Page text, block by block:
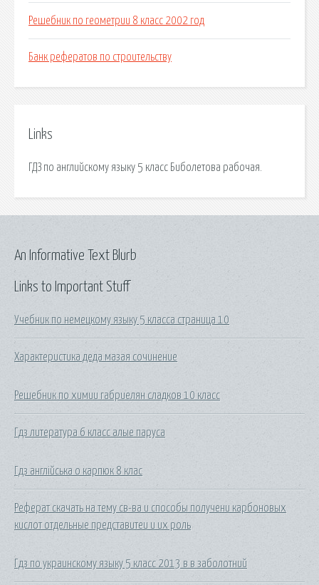
Решебник по геометрии 8 класс 2002 год
Банк рефератов по строительству
Links
ГДЗ по английскому языку 5 класс Биболетова рабочая.
Links to Important Stuff
Учебник по немецкому языку 5 класса страница 10
Характеристика деда мазая сочинение
Решебник по химии габриелян сладков 10 класс
Гдз литература 6 класс алые паруса
Гдз англійська о карпюк 8 клас
Реферат скачать на тему св-ва и способы получени карбоновых
кислот отдельные представитеи и их роль
Гдз по украинскому языку 5 класс 2013 в в заболотний
An Informative Text Blurb